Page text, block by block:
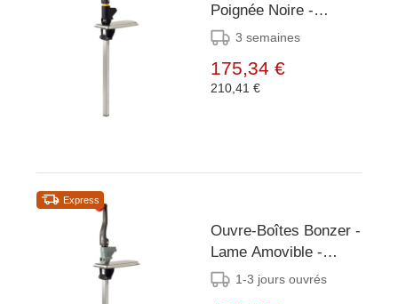
Poignée Noire -
400mm3 semaines
175,34 €
210,41 €
Express
Ouvre-Boîtes Bonzer -
Lame Amovible -
410mm1-3 jours ouvrés